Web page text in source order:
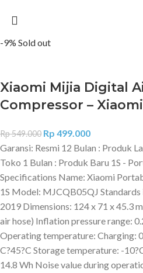
-9% Sold out
Xiaomi Mijia Digital
Compressor –
Rp549.000 Rp 499.000
Garansi: Resmi 12 Bulan : Produk
Toko 1 Bulan : Produk Baru 1S -
Specifications Name: Xiaomi
1S Model: MJCQB05QJ
2019 Dimensions: 124 x 71 x 45.3
air hose) Inflation pressure range:
Operating temperature: Charging:
C?45?C Storage temperature: -
14.8 Wh Noise value during